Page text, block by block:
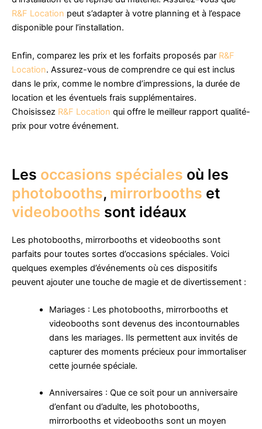
R&F Location peut s’adapter à votre planning et à l’espace
disponible pour l’installation.
Enfin, comparez les prix et les forfaits proposés par R&F
Location. Assurez-vous de comprendre ce qui est inclus
dans le prix, comme le nombre d’impressions, la durée de
location et les éventuels frais supplémentaires.
Choisissez R&F Location qui offre le meilleur rapport qualité-
prix pour votre événement.
Les occasions spéciales où les
photobooths, mirrorbooths et
videobooths sont idéaux
Les photobooths, mirrorbooths et videobooths sont
parfaits pour toutes sortes d’occasions spéciales. Voici
quelques exemples d’événements où ces dispositifs
peuvent ajouter une touche de magie et de divertissement :
Mariages : Les photobooths, mirrorbooths et
videobooths sont devenus des incontournables
dans les mariages. Ils permettent aux invités de
capturer des moments précieux pour immortaliser
cette journée spéciale.
Anniversaires : Que ce soit pour un anniversaire
d’enfant ou d’adulte, les photobooths,
mirrorbooths et videobooths sont un moyen